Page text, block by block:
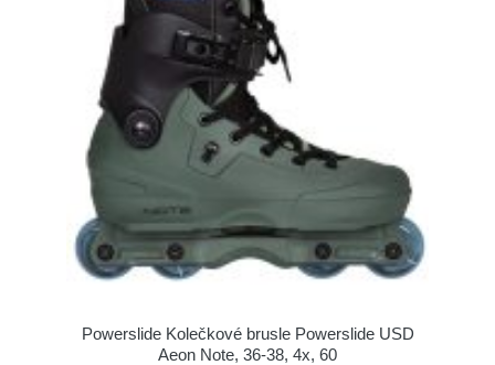
Powerslide Kolečkové brusle Powerslide USD
Aeon Note, 36-38, 4x, 60